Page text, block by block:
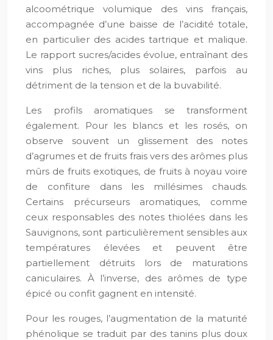
alcoométrique volumique des vins français,
accompagnée d’une baisse de l’acidité totale,
en particulier des acides tartrique et malique.
Le rapport sucres/acides évolue, entraînant des
vins plus riches, plus solaires, parfois au
détriment de la tension et de la buvabilité.
Les profils aromatiques se transforment
également. Pour les blancs et les rosés, on
observe souvent un glissement des notes
d’agrumes et de fruits frais vers des arômes plus
mûrs de fruits exotiques, de fruits à noyau voire
de confiture dans les millésimes chauds.
Certains précurseurs aromatiques, comme
ceux responsables des notes thiolées dans les
Sauvignons, sont particulièrement sensibles aux
températures élevées et peuvent être
partiellement détruits lors de maturations
caniculaires. À l’inverse, des arômes de type
épicé ou confit gagnent en intensité.
Pour les rouges, l’augmentation de la maturité
phénolique se traduit par des tanins plus doux